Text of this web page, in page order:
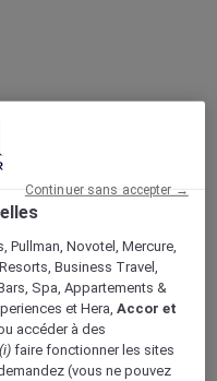
ALL Accor+
Pullman, Novotel, Mercure,
Business Travel,
Spa, Appartements &
et Hera,Accor et
accéder à des
(i) faire fonctionner les sites
(vous ne pouvez
Continuer sans accepter →